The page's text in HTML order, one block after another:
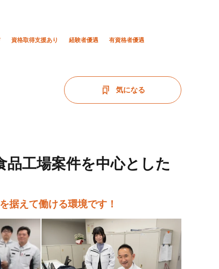
資格取得支援あり 経験者優遇 有資格者優遇
気になる
品工場案件を中心とした
据えて働ける環境です！